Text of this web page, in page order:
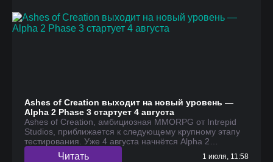
Ashes of Creation выходит на новый уровень —
Alpha 2 Phase 3 стартует 4 августа
Ashes of Creation, амбициозная MMORPG от Intrepid
Studios, приближается к следующему крупному этапу
тестирования. Уже 4 августа начнётся Alpha 2…
Читать 1 июля, 11:58